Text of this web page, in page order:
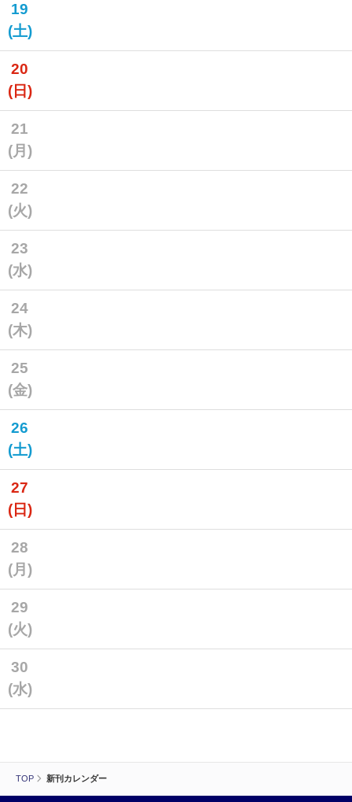
TOP 新刊カレンダー
19
(土)
20
(日)
21
(月)
22
(火)
23
(水)
24
(木)
25
(金)
26
(土)
27
(日)
28
(月)
29
(火)
30
(水)